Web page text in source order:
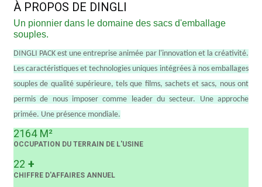
À PROPOS DE DINGLI
Un pionnier dans le domaine des sacs d'emballage
souples.
DINGLI PACK est une entreprise animée par l'innovation et la créativité.
Les caractéristiques et technologies uniques intégrées à nos emballages
souples de qualité supérieure, tels que films, sachets et sacs, nous ont
permis de nous imposer comme leader du secteur. Une approche
primée. Une présence mondiale.
2164 M²
OCCUPATION DU TERRAIN DE L'USINE
22 +
CHIFFRE D'AFFAIRES ANNUEL